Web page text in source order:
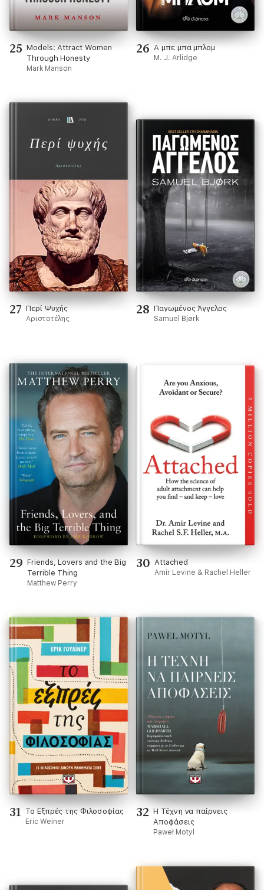
25 Models: Attract Women
Through Honesty
Mark Manson
26 Α μπε μπα μπλομ
M. J. Arlidge
27 Περί Ψυχής
Αριστοτέλης
28 Παγωμένος Άγγελος
Samuel Bjørk
29 Friends, Lovers and the Big
Terrible Thing
Matthew Perry
30 Attached
Amir Levine & Rachel Heller
31 Το Εξπρές της Φιλοσοφίας
Eric Weiner
32 Η Τέχνη να παίρνεις
Αποφάσεις
Paweł Motyl